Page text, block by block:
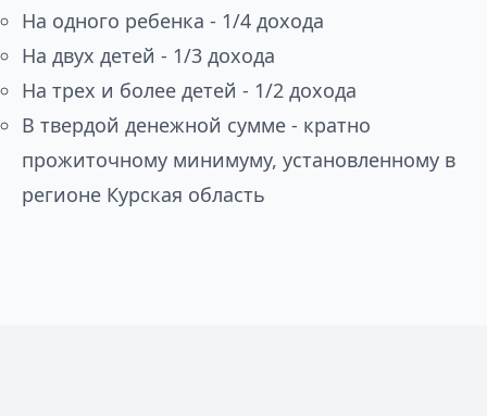
На одного ребенка - 1/4 дохода
На двух детей - 1/3 дохода
На трех и более детей - 1/2 дохода
В твердой денежной сумме - кратно
прожиточному минимуму, установленному в
регионе Курская область